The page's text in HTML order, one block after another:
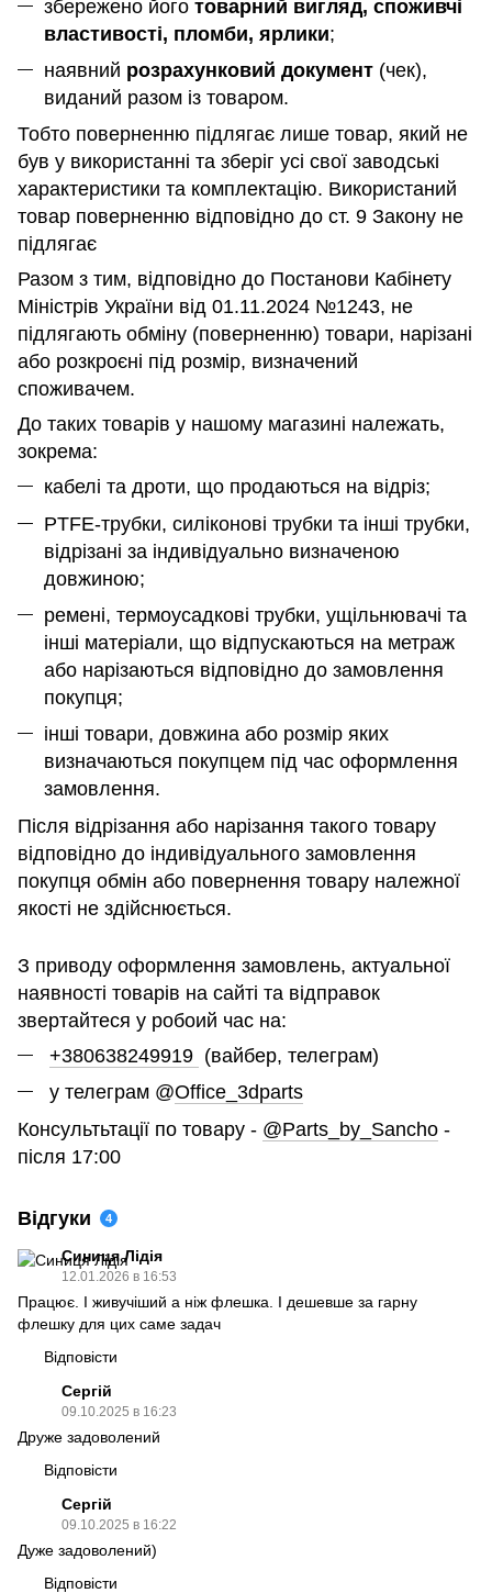
збережено його товарний вигляд, споживчі
властивості, пломби, ярлики;
наявний розрахунковий документ (чек),
виданий разом із товаром.
Тобто поверненню підлягає лише товар, який не
був у використанні та зберіг усі свої заводські
характеристики та комплектацію. Використаний
товар поверненню відповідно до ст. 9 Закону не
підлягає
Разом з тим, відповідно до Постанови Кабінету
Міністрів України від 01.11.2024 №1243, не
підлягають обміну (поверненню) товари, нарізані
або розкроєні під розмір, визначений
споживачем.
До таких товарів у нашому магазині належать,
зокрема:
кабелі та дроти, що продаються на відріз;
PTFE-трубки, силіконові трубки та інші трубки,
відрізані за індивідуально визначеною
довжиною;
ремені, термоусадкові трубки, ущільнювачі та
інші матеріали, що відпускаються на метраж
або нарізаються відповідно до замовлення
покупця;
інші товари, довжина або розмір яких
визначаються покупцем під час оформлення
замовлення.
Після відрізання або нарізання такого товару
відповідно до індивідуального замовлення
покупця обмін або повернення товару належної
якості не здійснюється.
З приводу оформлення замовлень, актуальної
наявності товарів на сайті та відправок
звертайтеся у робоий час на:
+380638249919 (вайбер, телеграм)
у телеграм @Office_3dparts
Консультьтації по товару - @Parts_by_Sancho -
після 17:00
Відгуки 4
Синиця Лідія
12.01.2026 в 16:53
Працює. І живучіший а ніж флешка. І дешевше за гарну
флешку для цих саме задач
Відповісти
Сергій
09.10.2025 в 16:23
Друже задоволений
Відповісти
Сергій
09.10.2025 в 16:22
Дуже задоволений)
Відповісти